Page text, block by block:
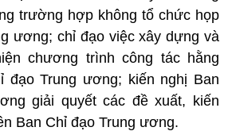
trường hợp không tổ chức họp
ương; chỉ đạo việc xây dựng và
chương trình công tác hằng
đạo Trung ương; kiến nghị Ban
giải quyết các đề xuất, kiến
Ban Chỉ đạo Trung ương.